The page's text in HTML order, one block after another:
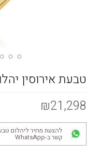
טבעת אירוסין
₪21,298
קשר ב-WhatsApp